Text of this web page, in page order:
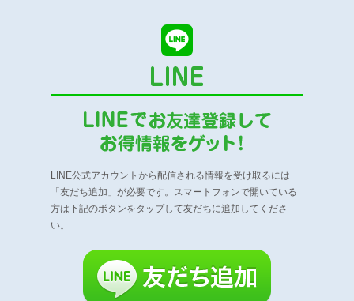
LINE公式アカウントから配信される情報を受け取るには
「友だち追加」が必要です。
スマートフォンで開いている
方は下記のボタンをタップして友だちに追加してくださ
い。